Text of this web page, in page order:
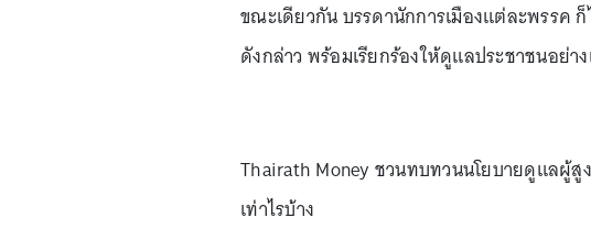
ขณะเดียวกัน บรรดานักการเมืองแต่ละพรรค
ดังกล่าว พร้อมเรียกร้องให้ดูแลประชาชนอย่าง
Thairath Money ชวนทบทวนนโยบายดูแลผู้สู
เท่าไรบ้าง